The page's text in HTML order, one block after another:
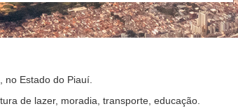
no Estado do Piauí.
de lazer, moradia, transporte, educação.